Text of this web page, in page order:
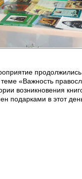
«Важность
возникновения
подарками в этот